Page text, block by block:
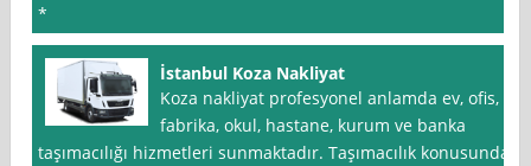
*
İstanbul Koza Nakliyat
Koza nakliyat profesyonel anlamda ev, ofis,
fabrika, okul, hastane, kurum ve banka
taşımacılığı hizmetleri sunmaktadır. Taşımacılık konusunda